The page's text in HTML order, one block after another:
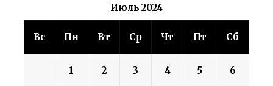
Июль 2024
Вс Пн Вт Ср Чт Пт Сб
1 2 3 4 5 6